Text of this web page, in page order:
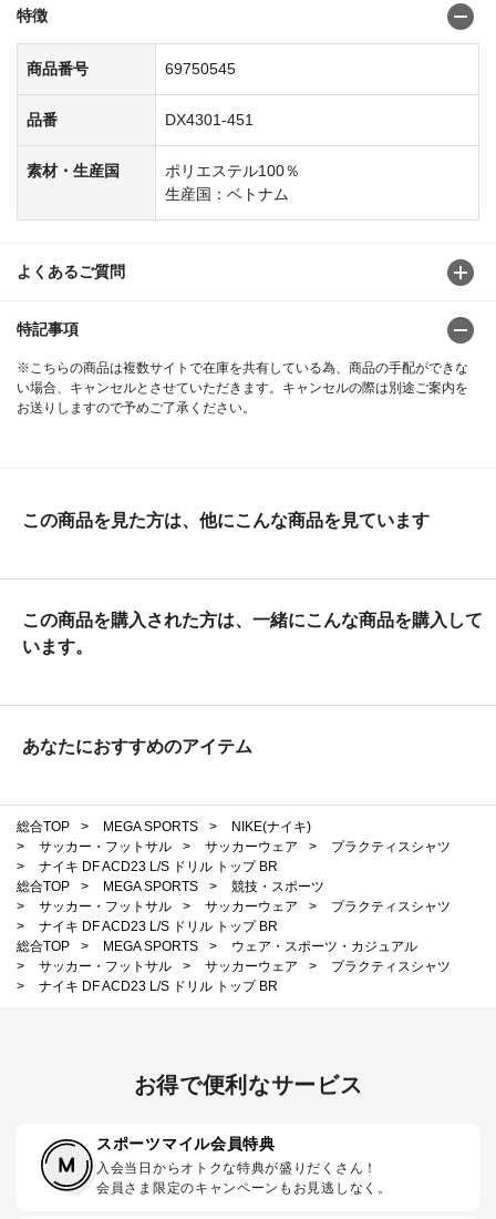
特徴
商品番号 69750545
品番 DX4301-451
素材・生産国
ポリエステル100％
生産国：ベトナム
よくあるご質問
特記事項
※こちらの商品は複数サイトで在庫を共有している為、商品の手配ができな
い場合、キャンセルとさせていただきます。キャンセルの際は別途ご案内を
お送りしますので予めご了承ください。
この商品を見た方は、他にこんな商品を見ています
この商品を購入された方は、一緒にこんな商品を購入して
います。
あなたにおすすめのアイテム
総合TOP > MEGA SPORTS >
NIKE(ナイキ)
>
サッカー・フットサル > サッカーウェア >
プラクティスシャツ
>
ナイキ DF ACD23 L/S ドリル トップ BR
総合TOP
> MEGA SPORTS >
競技・スポーツ
>
サッカー・フットサル > サッカーウェア >
プラクティスシャツ
>
ナイキ DF ACD23 L/S ドリル トップ BR
総合TOP
> MEGA SPORTS >
ウェア・スポーツ・カジュアル
>
サッカー・フットサル > サッカーウェア >
プラクティスシャツ
>
ナイキ DF ACD23 L/S ドリル トップ BR
お得で便利なサービス
スポーツマイル会員特典
入会当日からオトクな特典が盛りだくさん！
会員さま限定のキャンペーンもお見逃しなく。